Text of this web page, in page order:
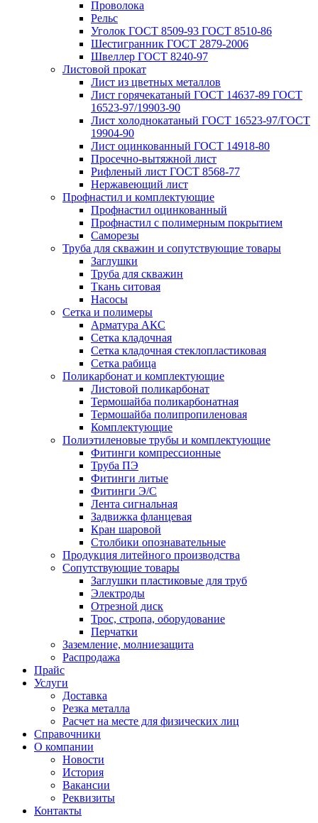
Проволока
Рельс
Уголок ГОСТ 8509-93 ГОСТ 8510-86
Шестигранник ГОСТ 2879-2006
Швеллер ГОСТ 8240-97
Листовой прокат
Лист из цветных металлов
Лист горячекатаный ГОСТ 14637-89 ГОСТ
16523-97/19903-90
Лист холоднокатаный ГОСТ 16523-97/ГОСТ
19904-90
Лист оцинкованный ГОСТ 14918-80
Просечно-вытяжной лист
Рифленый лист ГОСТ 8568-77
Нержавеющий лист
Профнастил и комплектующие
Профнастил оцинкованный
Профнастил с полимерным покрытием
Саморезы
Труба для скважин и сопутствующие товары
Заглушки
Труба для скважин
Ткань ситовая
Насосы
Сетка и полимеры
Арматура АКС
Сетка кладочная
Сетка кладочная стеклопластиковая
Сетка рабица
Поликарбонат и комплектующие
Листовой поликарбонат
Термошайба поликарбонатная
Термошайба полипропиленовая
Комплектующие
Полиэтиленовые трубы и комплектующие
Фитинги компрессионные
Труба ПЭ
Фитинги литые
Фитинги Э/С
Лента сигнальная
Задвижка фланцевая
Кран шаровой
Столбики опознавательные
Продукция литейного производства
Сопутствующие товары
Заглушки пластиковые для труб
Электроды
Отрезной диск
Трос, стропа, оборудование
Перчатки
Заземление, молниезащита
Распродажа
Прайс
Услуги
Доставка
Резка металла
Расчет на месте для физических лиц
Справочники
О компании
Новости
История
Вакансии
Реквизиты
Контакты